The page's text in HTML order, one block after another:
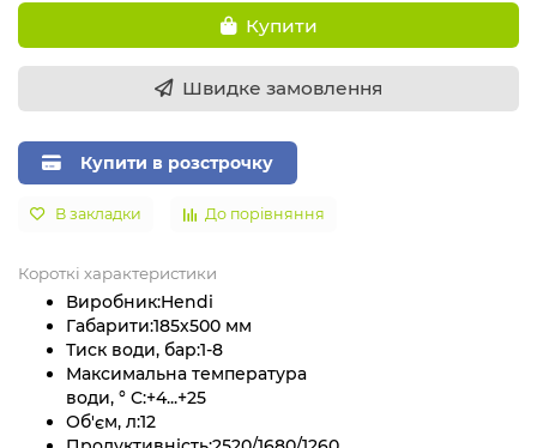
Купити
Швидке замовлення
Купити в розстрочку
В закладки До порівняння
Короткі характеристики
Виробник:Hendi
Габарити:185х500 мм
Тиск води, бар:1-8
Максимальна температура
води, ° C:+4...+25
Об'єм, л:12